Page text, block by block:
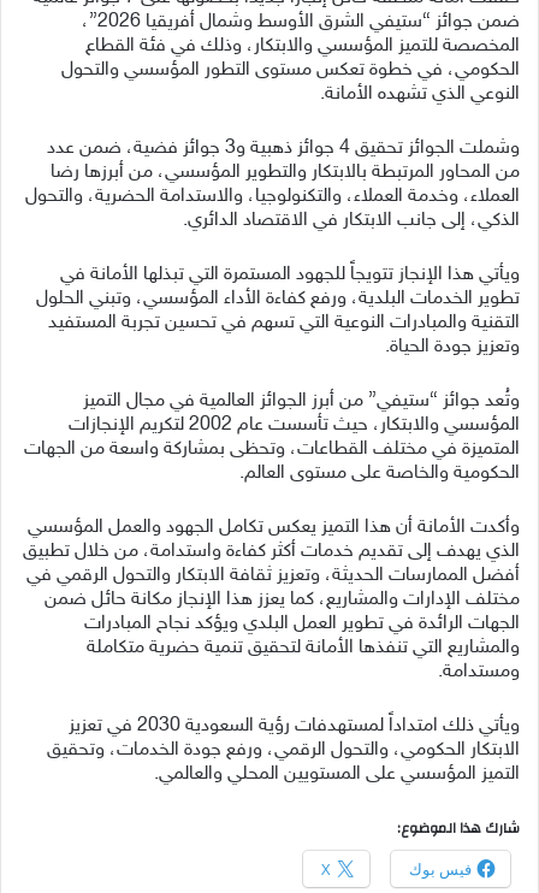
ضمن جوائز “ستيفي الشرق الأوسط وشمال أفريقيا 2026”،
المخصصة للتميز المؤسسي والابتكار، وذلك في فئة القطاع
الحكومي، في خطوة تعكس مستوى التطور المؤسسي والتحول
النوعي الذي تشهده الأمانة.
وشملت الجوائز تحقيق 4 جوائز ذهبية و3 جوائز فضية، ضمن عدد
من المحاور المرتبطة بالابتكار والتطوير المؤسسي، من أبرزها رضا
العملاء، وخدمة العملاء، والتكنولوجيا، والاستدامة الحضرية، والتحول
الذكي، إلى جانب الابتكار في الاقتصاد الدائري.
ويأتي هذا الإنجاز تتويجاً للجهود المستمرة التي تبذلها الأمانة في
تطوير الخدمات البلدية، ورفع كفاءة الأداء المؤسسي، وتبني الحلول
التقنية والمبادرات النوعية التي تسهم في تحسين تجربة المستفيد
وتعزيز جودة الحياة.
وتُعد جوائز “ستيفي” من أبرز الجوائز العالمية في مجال التميز
المؤسسي والابتكار، حيث تأسست عام 2002 لتكريم الإنجازات
المتميزة في مختلف القطاعات، وتحظى بمشاركة واسعة من الجهات
الحكومية والخاصة على مستوى العالم.
وأكدت الأمانة أن هذا التميز يعكس تكامل الجهود والعمل المؤسسي
الذي يهدف إلى تقديم خدمات أكثر كفاءة واستدامة، من خلال تطبيق
أفضل الممارسات الحديثة، وتعزيز ثقافة الابتكار والتحول الرقمي في
مختلف الإدارات والمشاريع، كما يعزز هذا الإنجاز مكانة حائل ضمن
الجهات الرائدة في تطوير العمل البلدي ويؤكد نجاح المبادرات
والمشاريع التي تنفذها الأمانة لتحقيق تنمية حضرية متكاملة
ومستدامة.
ويأتي ذلك امتداداً لمستهدفات رؤية السعودية 2030 في تعزيز
الابتكار الحكومي، والتحول الرقمي، ورفع جودة الخدمات، وتحقيق
التميز المؤسسي على المستويين المحلي والعالمي.
شارك هذا الموضوع:
فيس بوك X